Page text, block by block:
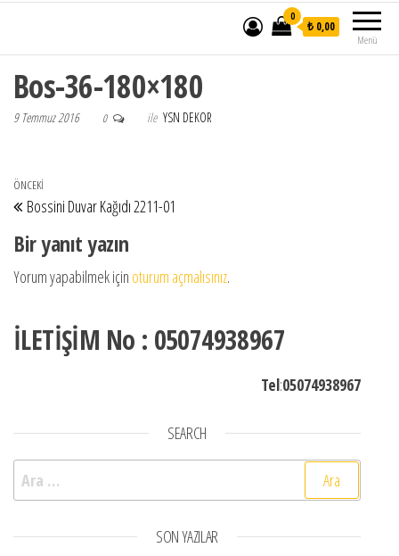
Menü
0
₺ 0,00
Bos-36-180×180
9 Temmuz 2016 0 ile YSN DEKOR
Yazı gezinmesi
Önceki Yazı
ÖNCEKI
Bossini Duvar Kağıdı 2211-01
Bir yanıt yazın
Yorum yapabilmek için oturum açmalısınız.
İLETİŞİM No : 05074938967
Tel:05074938967
SEARCH
Arama:
SON YAZILAR